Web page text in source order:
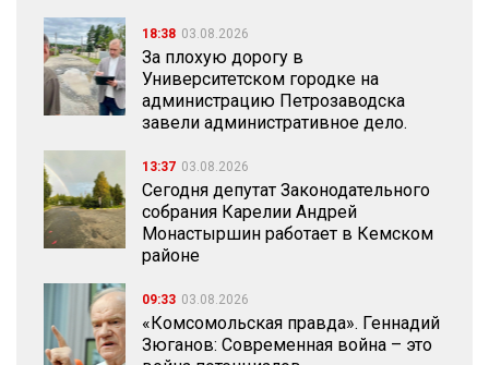
18:38 03.08.2026
За плохую дорогу в
Университетском городке на
администрацию Петрозаводска
завели административное дело.
13:37 03.08.2026
Сегодня депутат Законодательного
собрания Карелии Андрей
Монастыршин работает в Кемском
районе
09:33 03.08.2026
«Комсомольская правда». Геннадий
Зюганов: Современная война – это